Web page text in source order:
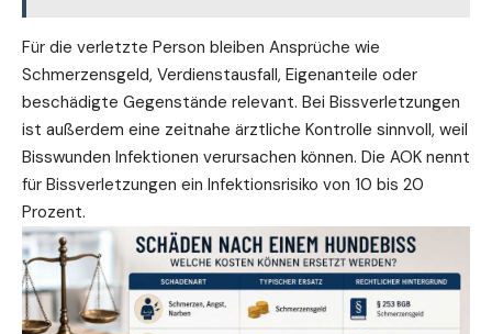
Für die verletzte Person bleiben Ansprüche wie
Schmerzensgeld, Verdienstausfall, Eigenanteile oder
beschädigte Gegenstände relevant. Bei Bissverletzungen
ist außerdem eine zeitnahe ärztliche Kontrolle sinnvoll, weil
Bisswunden Infektionen verursachen können. Die AOK nennt
für Bissverletzungen ein Infektionsrisiko von 10 bis 20
Prozent.